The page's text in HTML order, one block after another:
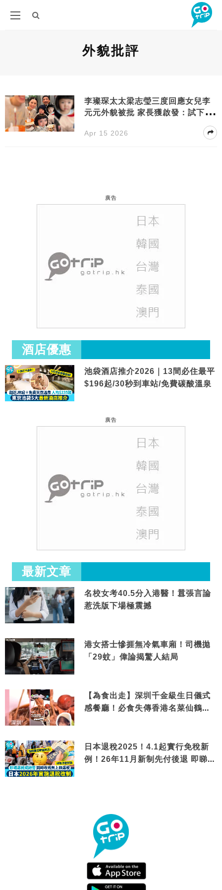
外貌批評
李璨琛太太梁志瑩三度回應女兒李
元元外貌被批 家長獲啟發：試下咁
Apr 15 2026
廣告
酒店優惠
池袋酒店推介2026｜13間必住最平
$196起/30秒到車站/免費碳酸溫泉
廣告
最新文章
名校女考40.5分入港醫！囂張言論
惹洗版下場極震撼
港女搭士慘捱無冷氣車廂！司機拋
「29蚊」偉論揭驚人結局
【為食出走】深圳千金級生日儀式
感餐廳！必食失傳香港名菜仙鶴神
日本退稅2025！4.1起實行免稅新
例！26年11月新制先付後退 即睇步